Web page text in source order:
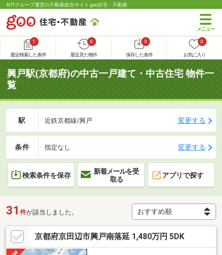
NTTグループ運営の不動産総合サイト goo住宅・不動産
1
最近検索した条件
0
最近見た物件
0
保存した条件
0
お気に入り
興戸駅(京都府)の中古一戸建て・中古住宅 物件一
覧
駅 近鉄京都線/興戸 変更する
条件 指定なし 変更する
検索条件を保存
新着メールを受
取る
アプリで探す
31 件が該当しました。
京都府京田辺市興戸南落延 1,480万円 5DK